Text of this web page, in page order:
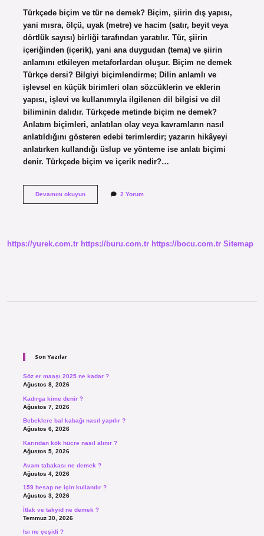
Türkçede biçim ve tür ne demek? Biçim, şiirin dış yapısı,
yani mısra, ölçü, uyak (metre) ve hacim (satır, beyit veya
dörtlük sayısı) birliği tarafından yaratılır. Tür, şiirin
içeriğinden (içerik), yani ana duygudan (tema) ve şiirin
anlamını etkileyen metaforlardan oluşur. Biçim ne demek
Türkçe dersi? Bilgiyi biçimlendirme; Dilin anlamlı ve
işlevsel en küçük birimleri olan sözcüklerin ve eklerin
yapısı, işlevi ve kullanımıyla ilgilenen dil bilgisi ve dil
biliminin dalıdır. Türkçede metinde biçim ne demek?
Anlatım biçimleri, anlatılan olay veya kavramların nasıl
anlatıldığını gösteren edebi terimlerdir; yazarın hikâyeyi
anlatırken kullandığı üslup ve yönteme ise anlatı biçimi
denir. Türkçede biçim ve içerik nedir?…
Devamını okuyunTürkçede
2 Yorum
https://yurek.com.tr https://buru.com.tr https://bocu.com.tr Sitemap
Son Yazılar
Söz er maaşı 2025 ne kadar ?
Ağustos 8, 2026
Kadırga kime denir ?
Ağustos 7, 2026
Bebeklere bal kabağı nasıl yapılır ?
Ağustos 6, 2026
Karından kök hücre nasıl alınır ?
Ağustos 5, 2026
Avam tabakası ne demek ?
Ağustos 4, 2026
159 hesap ne için kullanılır ?
Ağustos 3, 2026
İtlak ve takyid ne demek ?
Temmuz 30, 2026
Isı ne çeşidi ?